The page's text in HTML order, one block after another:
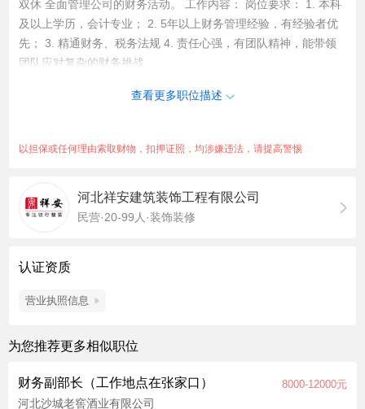
双休 全面管理公司的财务活动。 工作内容： 岗位要求： 1. 本科
及以上学历，会计专业； 2. 5年以上财务管理经验，有经验者优
先； 3. 精通财务、税务法规 4. 责任心强，有团队精神，能带领
团队应对复杂的财务挑战。
查看更多职位描述
以担保或任何理由索取财物，扣押证照，均涉嫌违法，请提高警惕
河北祥安建筑装饰工程有限公司
民营·20-99人·装饰装修
认证资质
营业执照信息
为您推荐更多相似职位
财务副部长（工作地点在张家口） 8000-12000元
河北沙城老窖酒业有限公司